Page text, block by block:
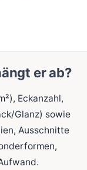
er ab?
Eckanzahl,
Glanz) sowie
Ausschnitte